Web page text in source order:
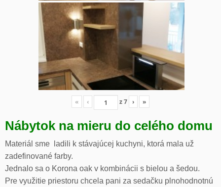
« ‹ z7 › »
Nábytok na mieru do celého domu
Materiál sme ladili k stávajúcej kuchyni, ktorá mala už
zadefinované farby.
Jednalo sa o Korona oak v kombinácii s bielou a šedou.
Pre využitie priestoru chcela pani za sedačku plnohodnotnú